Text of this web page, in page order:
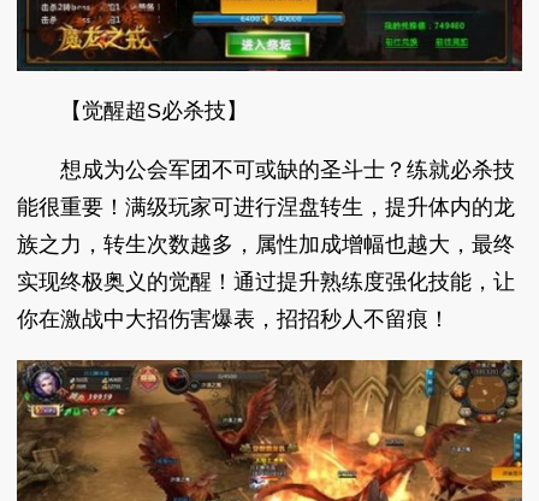
【觉醒超S必杀技】
想成为公会军团不可或缺的圣斗士？练就必杀技
能很重要！满级玩家可进行涅盘转生，提升体内的龙
族之力，转生次数越多，属性加成增幅也越大，最终
实现终极奥义的觉醒！通过提升熟练度强化技能，让
你在激战中大招伤害爆表，招招秒人不留痕！